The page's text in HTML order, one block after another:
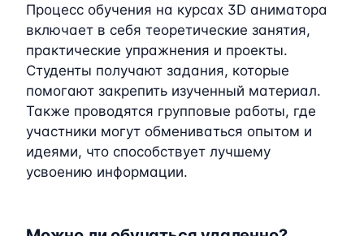
Процесс обучения на курсах 3D аниматора
включает в себя теоретические занятия,
практические упражнения и проекты.
Студенты получают задания, которые
помогают закрепить изученный материал.
Также проводятся групповые работы, где
участники могут обмениваться опытом и
идеями, что способствует лучшему
усвоению информации.